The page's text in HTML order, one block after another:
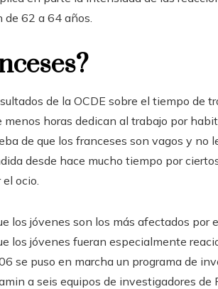
de 62 a 64 años.
de la OCDE sobre el tiempo de
horas dedican al trabajo por
de que los franceses son vagos y no
desde hace mucho tiempo por
ocio.
los jóvenes son los más afectados por
los jóvenes fueran especialmente
se puso en marcha un programa de
a seis equipos de investigadores de